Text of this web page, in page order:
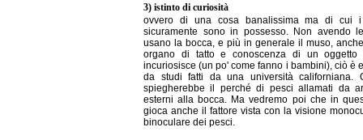
3) istinto di curiosità
ovvero di una cosa banalissima ma di cui
sicuramente sono in possesso. Non avendo
usano la bocca, e più in generale il muso,
organo di tatto e conoscenza di un
incuriosisce (un po' come fanno i bambini), ciò è
da studi fatti da una università californiana.
spiegherebbe il perché di pesci allamati da
esterni alla bocca. Ma vedremo poi che in
gioca anche il fattore vista con la visione
binoculare dei pesci.